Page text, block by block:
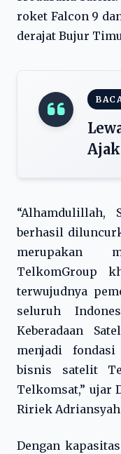
roket Falcon 9
derajat Bujur
berhasil
merupakan
TelkomGroup
terwujudnya
seluruh
Keberadaan
menjadi
bisnis satelit
Telkomsat,” ujar
Ririek Adriansyah
Dengan